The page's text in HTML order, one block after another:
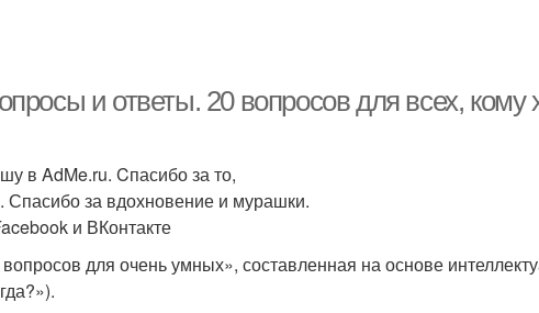
и ответы. 20 вопросов для всех, кому
в AdMe.ru. Cпасибо за то,
Спасибо за вдохновение и мурашки.
и ВКонтакте
для очень умных», составленная на основе